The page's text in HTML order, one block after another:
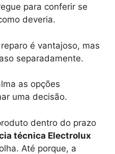
para conferir se
deveria.
é vantajoso, mas
separadamente.
as opções
uma decisão.
dentro do prazo
técnica Electrolux
Até porque, a